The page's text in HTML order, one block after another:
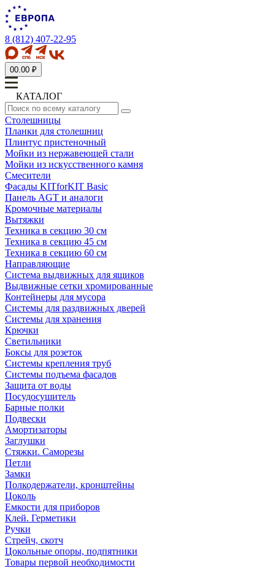
8 (812) 407-22-95
00.00 ₽
КАТАЛОГ
Столешницы
Планки для столешниц
Плинтус пристеночный
Мойки из нержавеющей стали
Мойки из искусственного камня
Смесители
Фасады KITforKIT Basic
Панель AGT и аналоги
Кромочные материалы
Вытяжки
Техника в секцию 30 см
Техника в секцию 45 см
Техника в секцию 60 см
Направляющие
Система выдвижных для ящиков
Выдвижные сетки хромированные
Контейнеры для мусора
Системы для раздвижных дверей
Системы для хранения
Крючки
Светильники
Боксы для розеток
Системы крепления труб
Системы подъема фасадов
Защита от воды
Посудосушитель
Барные полки
Подвески
Амортизаторы
Заглушки
Стяжки. Саморезы
Петли
Замки
Полкодержатели, кронштейны
Цоколь
Емкости для приборов
Клей. Герметики
Ручки
Стрейч, скотч
Цокольные опоры, подпятники
Товары первой необходимости